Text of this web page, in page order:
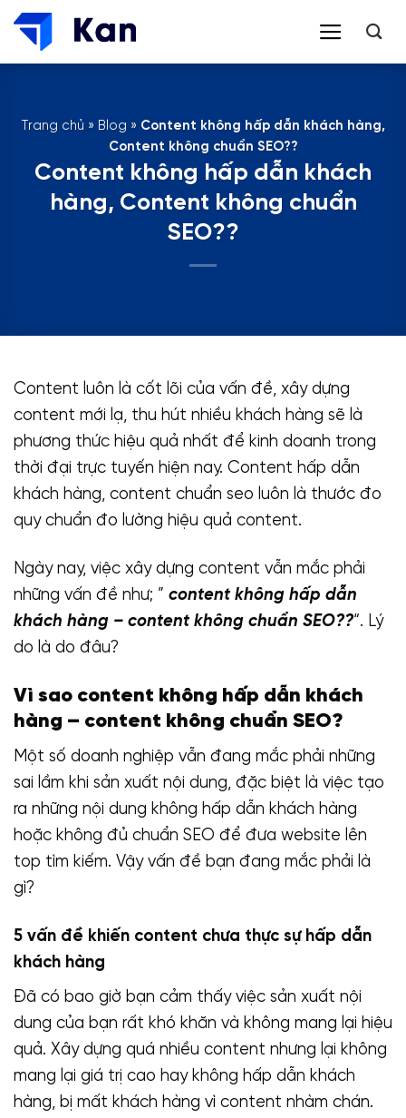
Bỏ
qua
nội
Trang chủ » Blog » Content không hấp dẫn khách hàng,
Content không chuẩn SEO??
Content không hấp dẫn khách
hàng, Content không chuẩn
SEO??
Content luôn là cốt lõi của vấn đề, xây dựng
content mới lạ, thu hút nhiều khách hàng sẽ là
phương thức hiệu quả nhất để kinh doanh trong
thời đại trực tuyến hiện nay. Content hấp dẫn
khách hàng, content chuẩn seo luôn là thước đo
quy chuẩn đo lường hiệu quả content.
Ngày nay, việc xây dựng content vẫn mắc phải
những vấn đề như; ” content không hấp dẫn
khách hàng – content không chuẩn SEO??“. Lý
do là do đâu?
Vì sao content không hấp dẫn khách
hàng – content không chuẩn SEO?
Một số doanh nghiệp vẫn đang mắc phải những
sai lầm khi sản xuất nội dung, đặc biệt là việc tạo
ra những nội dung không hấp dẫn khách hàng
hoặc không đủ chuẩn SEO để đưa website lên
top tìm kiếm. Vậy vấn đề bạn đang mắc phải là
gì?
5 vấn đề khiến content chưa thực sự hấp dẫn
khách hàng
Đã có bao giờ bạn cảm thấy việc sản xuất nội
dung của bạn rất khó khăn và không mang lại hiệu
quả. Xây dựng quá nhiều content nhưng lại không
mang lại giá trị cao hay không hấp dẫn khách
hàng, bị mất khách hàng vì content nhàm chán.